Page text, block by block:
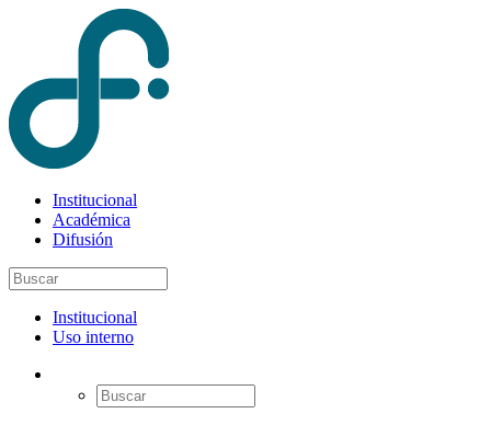
Institucional
Académica
Difusión
Institucional
Uso interno